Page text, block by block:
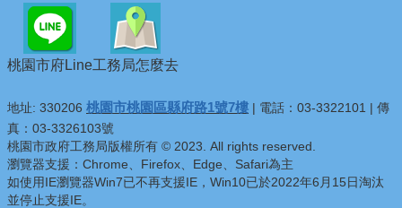
桃園市府Line工務局怎麼去
地址: 330206 桃園市桃園區縣府路1號7樓 | 電話：03-3322101 | 傳
真：03-3326103號
桃園市政府工務局版權所有 © 2023. All rights reserved.
瀏覽器支援：Chrome、Firefox、Edge、Safari為主
如使用IE瀏覽器Win7已不再支援IE，Win10已於2022年6月15日淘汰
並停止支援IE。